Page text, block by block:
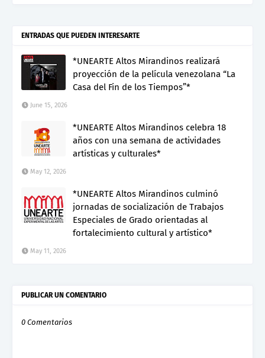
ENTRADAS QUE PUEDEN INTERESARTE
*UNEARTE Altos Mirandinos realizará
proyección de la película venezolana “La
Casa del Fin de los Tiempos”*
June 15, 2026
*UNEARTE Altos Mirandinos celebra 18
años con una semana de actividades
artísticas y culturales*
May 12, 2026
*UNEARTE Altos Mirandinos culminó
jornadas de socialización de Trabajos
Especiales de Grado orientadas al
fortalecimiento cultural y artístico*
May 11, 2026
PUBLICAR UN COMENTARIO
0 Comentarios